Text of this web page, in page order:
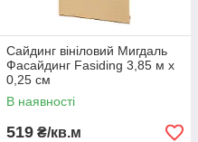
Сайдинг вініловий Мигдаль
Фасайдинг Fasiding 3,85 м х
0,25 см
В наявності
519 ₴/кв.м